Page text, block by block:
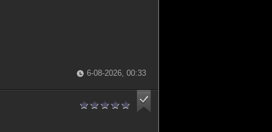
6-08-2026, 00:33